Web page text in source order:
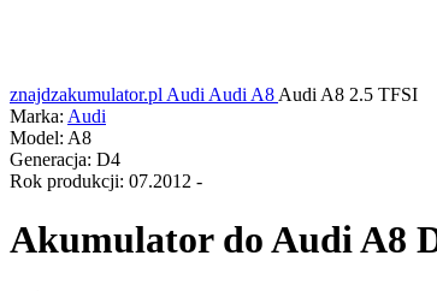
znajdzakumulator.pl Audi Audi A8 Audi A8 2.5 TFSI
Marka: Audi
Model: A8
Generacja: D4
Rok produkcji: 07.2012 -
Akumulator doAudi A8